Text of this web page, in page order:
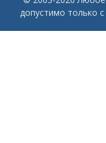
допустимо только